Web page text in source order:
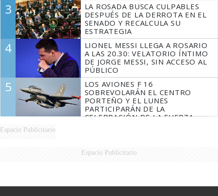
3
LA ROSADA BUSCA CULPABLES
DESPUÉS DE LA DERROTA EN EL
SENADO Y RECALCULA SU
ESTRATEGIA
4
LIONEL MESSI LLEGA A ROSARIO
A LAS 20.30: VELATORIO ÍNTIMO
DE JORGE MESSI, SIN ACCESO AL
PÚBLICO
5
LOS AVIONES F 16
SOBREVOLARÁN EL CENTRO
PORTEÑO Y EL LUNES
PARTICIPARÁN DE LA
CELEBRACIÓN DE LA FUERZA
Espacio Publicitario
Espacio Publicitario